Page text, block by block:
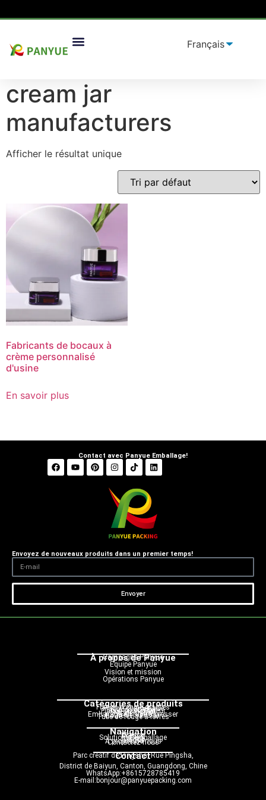
Maison/produit/ Produits identifiés "
cream jar
cream jar
manufacturers
Afficher le résultat unique
Fabricants de bocaux à
crème personnalisé
d'usine
En savoir plus
Contact avec Panyue Emballage!
Envoyez de nouveaux produits dans un premier temps!
Envoyer
À propos de Panyue
Campagne Panyue
Équipe Panyue
Vision et mission
Opérations Panyue
Catégories de produits
Flacon compte-gouttes
Flacon cosmétique
Flacon pompe
Flacon pulvérisateur
Flacon roulant
Pot de crème
Emballage en tube à presser
Bouteille sans air
Tube de rouge à lèvres
Navigation
Maison
Produit
Solution d'emballage
Service
Blogue
À propos de nous
Contactez-nous
Contact
Parc créatif de Pingsha, Rue Pingsha,
District de Baiyun, Canton, Guangdong, Chine
WhatsApp:+8615728785419
E-mail:bonjour@panyuepacking.com